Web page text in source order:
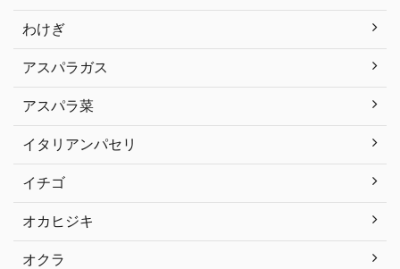
わけぎ
アスパラガス
アスパラ菜
イタリアンパセリ
イチゴ
オカヒジキ
オクラ